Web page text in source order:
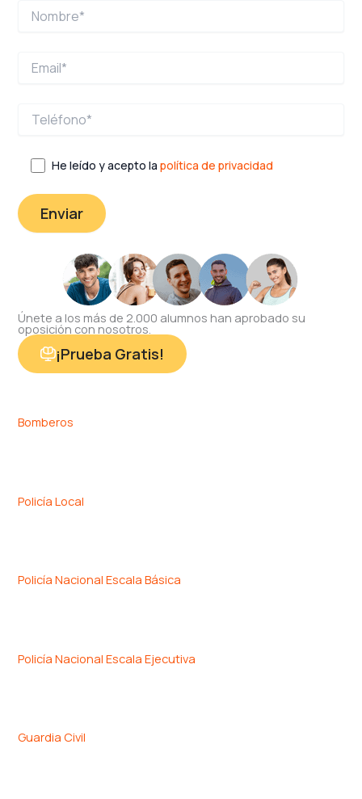
He leído y acepto lapolítica de privacidad
Únete a los más de 2.000 alumnos han aprobado su
oposición con nosotros.
¡Prueba Gratis!
Bomberos
Policía Local
Policía Nacional Escala Básica
Policía Nacional Escala Ejecutiva
Guardia Civil